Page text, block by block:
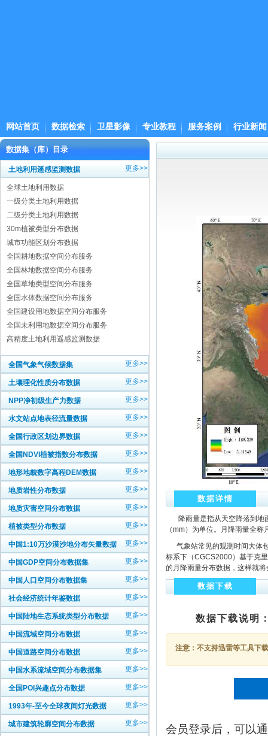
网站首页 数据检索 卫星影像 专业教程 服务案例 行业新闻
数据集（库）目录
土地利用遥感监测数据 更多>>
全球土地利用数据
一级分类土地利用数据
二级分类土地利用数据
30m植被类型分布数据
城市功能区划分布数据
全国耕地数据空间分布服务
全国林地数据空间分布服务
全国草地类型空间分布服务
全国水体数据空间分布服务
全国建设用地数据空间分布服务
全国未利用地数据空间分布服务
高精度土地利用遥感监测数据
全国气象气候数据集 更多>>
土壤理化性质分布数据 更多>>
NPP净初级生产力数据 更多>>
水文站点地表径流量数据 更多>>
全国行政区划边界数据 更多>>
全国NDVI植被指数分布数据 更多>>
地形地貌数字高程DEM数据 更多>>
地质岩性分布数据 更多>>
地质灾害空间分布数据 更多>>
植被类型分布数据 更多>>
中国1:10万沙漠沙地分布矢量数据 更多>>
中国GDP空间分布数据集 更多>>
中国人口空间分布数据集 更多>>
社会经济统计年鉴数据 更多>>
中国陆地生态系统类型分布数据 更多>>
中国流域空间分布数据 更多>>
中国道路空间分布数据 更多>>
中国水系流域空间分布数据集 更多>>
全国POI兴趣点分布数据 更多>>
1993年-至今全球夜间灯光数据 更多>>
城市建筑轮廓空间分布数据 更多>>
数据详情
降雨量是指从天空降落到地
（mm）为单位。月降雨量全
气象站常见的观测时间大体
标系下（CGCS2000）基于克
的月降雨量分布数据，这样就
数据下载
数据下载说明
注意：不支持迅雷等工具下
会员登录后，可以